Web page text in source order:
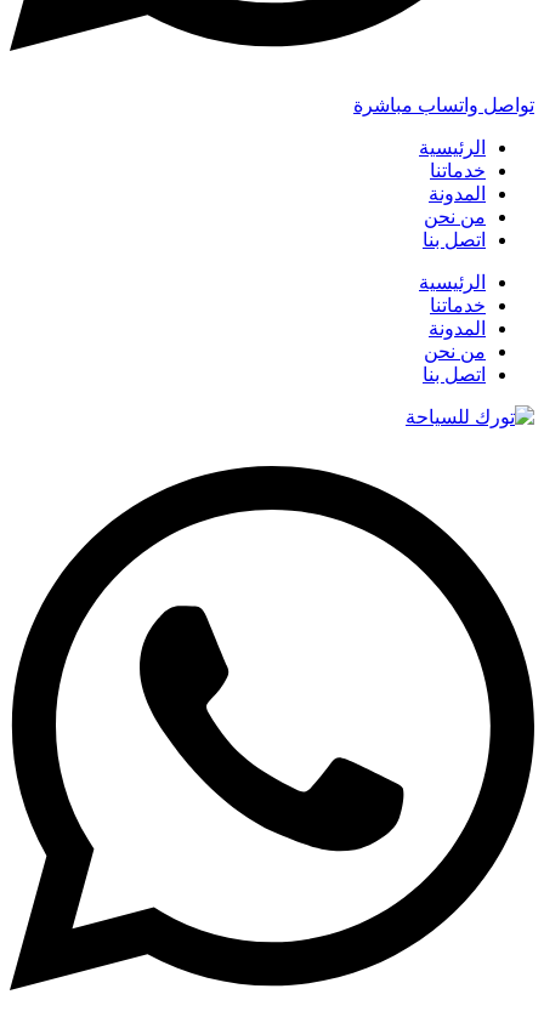
تواصل واتساب مباشرة
الرئيسية
خدماتنا
المدونة
من نحن
اتصل بنا
الرئيسية
خدماتنا
المدونة
من نحن
اتصل بنا